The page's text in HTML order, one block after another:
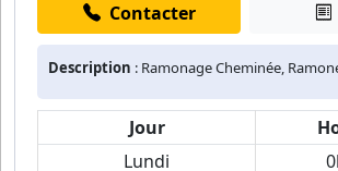
Contacter
Description : Ramonage Cheminée,
Jour
Lundi